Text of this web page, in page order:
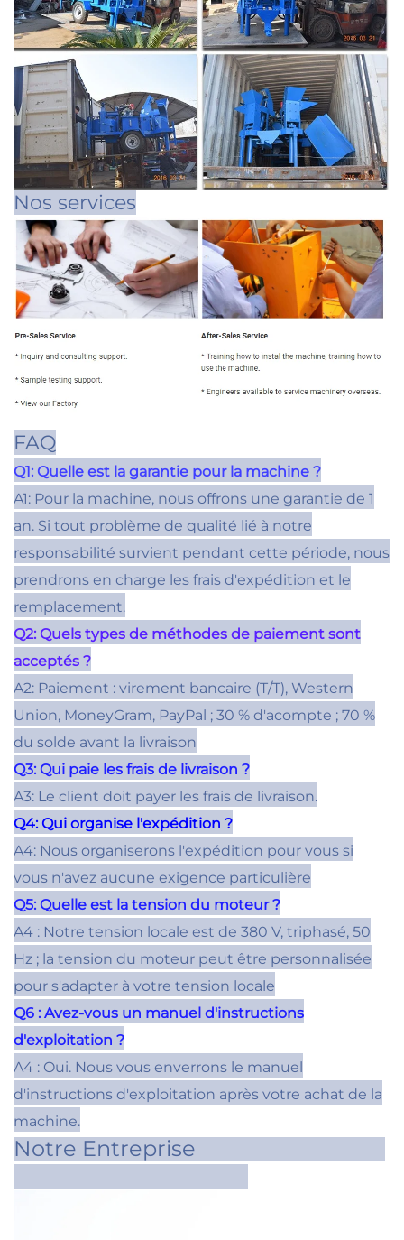
Nos services
FAQ
Q1: Quelle est la garantie pour la machine ?
A1: Pour la machine, nous offrons une garantie de 1
an. Si tout problème de qualité lié à notre
responsabilité survient pendant cette période, nous
prendrons en charge les frais d'expédition et le
remplacement.
Q2: Quels types de méthodes de paiement sont
acceptés ?
A2: Paiement : virement bancaire (T/T), Western
Union, MoneyGram, PayPal ; 30 % d'acompte ; 70 %
du solde avant la livraison
Q3: Qui paie les frais de livraison ?
A3: Le client doit payer les frais de livraison.
Q4: Qui organise l'expédition ?
A4: Nous organiserons l'expédition pour vous si
vous n'avez aucune exigence particulière
Q5: Quelle est la tension du moteur ?
A4 : Notre tension locale est de 380 V, triphasé, 50
Hz ; la tension du moteur peut être personnalisée
pour s'adapter à votre tension locale
Q6 : Avez-vous un manuel d'instructions
d'exploitation ?
A4 : Oui. Nous vous enverrons le manuel
d'instructions d'exploitation après votre achat de la
machine.
Notre Entreprise